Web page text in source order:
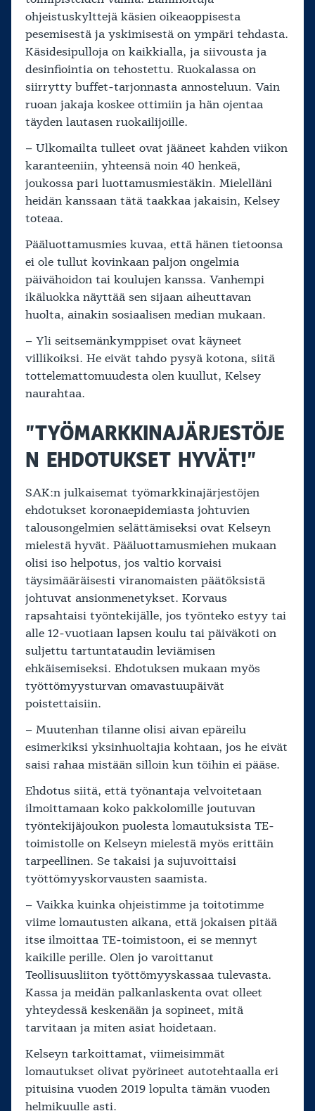
ohjeistuskylttejä käsien oikeaoppisesta
pesemisestä ja yskimisestä on ympäri tehdasta.
Käsidesipulloja on kaikkialla, ja siivousta ja
desinfiointia on tehostettu. Ruokalassa on
siirrytty buffet-tarjonnasta annosteluun. Vain
ruoan jakaja koskee ottimiin ja hän ojentaa
täyden lautasen ruokailijoille.
– Ulkomailta tulleet ovat jääneet kahden viikon
karanteeniin, yhteensä noin 40 henkeä,
joukossa pari luottamusmiestäkin. Mielelläni
heidän kanssaan tätä taakkaa jakaisin, Kelsey
toteaa.
Pääluottamusmies kuvaa, että hänen tietoonsa
ei ole tullut kovinkaan paljon ongelmia
päivähoidon tai koulujen kanssa. Vanhempi
ikäluokka näyttää sen sijaan aiheuttavan
huolta, ainakin sosiaalisen median mukaan.
– Yli seitsemänkymppiset ovat käyneet
villikoiksi. He eivät tahdo pysyä kotona, siitä
tottelemattomuudesta olen kuullut, Kelsey
naurahtaa.
”TYÖMARKKINAJÄRJESTÖJE
N EHDOTUKSET HYVÄT!”
SAK:n julkaisemat työmarkkinajärjestöjen
ehdotukset koronaepidemiasta johtuvien
talousongelmien selättämiseksi ovat Kelseyn
mielestä hyvät. Pääluottamusmiehen mukaan
olisi iso helpotus, jos valtio korvaisi
täysimääräisesti viranomaisten päätöksistä
johtuvat ansionmenetykset. Korvaus
rapsahtaisi työntekijälle, jos työnteko estyy tai
alle 12-vuotiaan lapsen koulu tai päiväkoti on
suljettu tartuntataudin leviämisen
ehkäisemiseksi. Ehdotuksen mukaan myös
työttömyysturvan omavastuupäivät
poistettaisiin.
– Muutenhan tilanne olisi aivan epäreilu
esimerkiksi yksinhuoltajia kohtaan, jos he eivät
saisi rahaa mistään silloin kun töihin ei pääse.
Ehdotus siitä, että työnantaja velvoitetaan
ilmoittamaan koko pakkolomille joutuvan
työntekijäjoukon puolesta lomautuksista TE-
toimistolle on Kelseyn mielestä myös erittäin
tarpeellinen. Se takaisi ja sujuvoittaisi
työttömyyskorvausten saamista.
– Vaikka kuinka ohjeistimme ja toitotimme
viime lomautusten aikana, että jokaisen pitää
itse ilmoittaa TE-toimistoon, ei se mennyt
kaikille perille. Olen jo varoittanut
Teollisuusliiton työttömyyskassaa tulevasta.
Kassa ja meidän palkanlaskenta ovat olleet
yhteydessä keskenään ja sopineet, mitä
tarvitaan ja miten asiat hoidetaan.
Kelseyn tarkoittamat, viimeisimmät
lomautukset olivat pyörineet autotehtaalla eri
pituisina vuoden 2019 lopulta tämän vuoden
helmikuulle asti.